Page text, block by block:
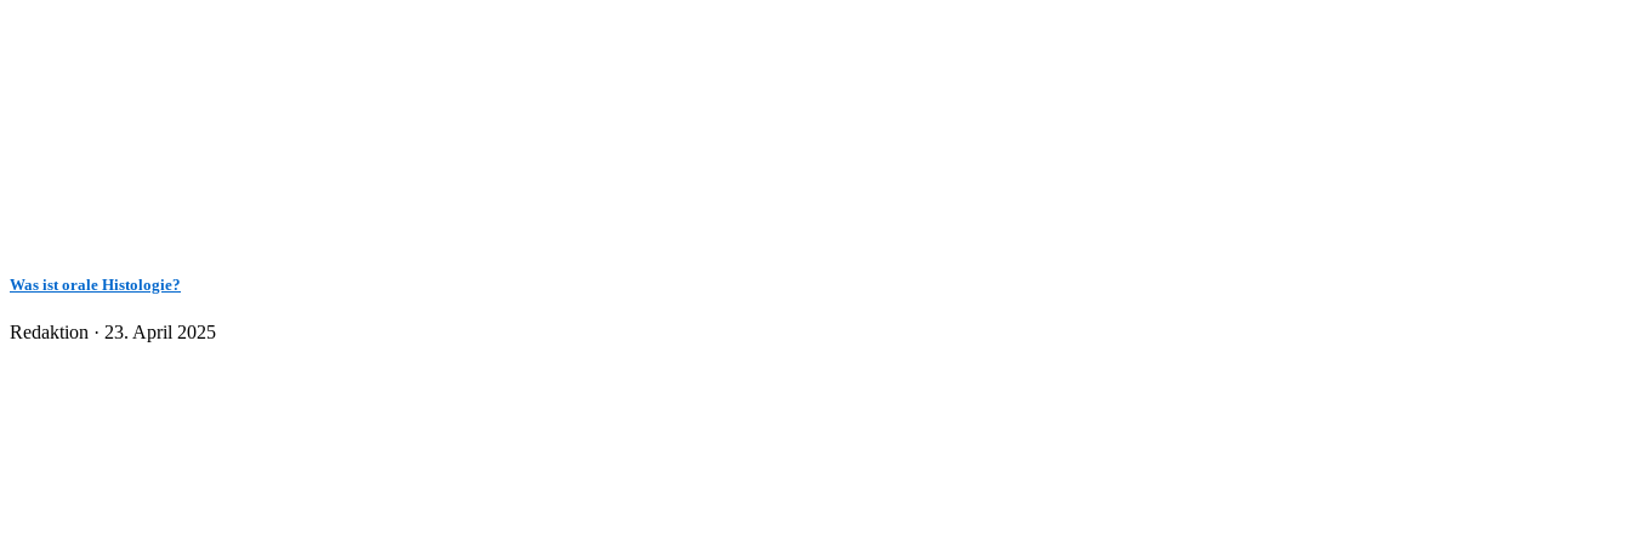
Was ist orale Histologie?
Redaktion · Veröffentlicht
23. April 2025